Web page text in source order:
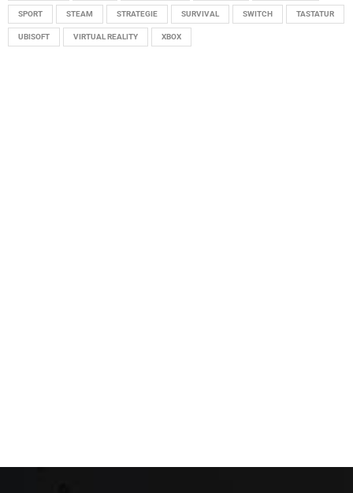
SPORT STEAM STRATEGIE SURVIVAL SWITCH TASTATUR
UBISOFT VIRTUAL REALITY XBOX